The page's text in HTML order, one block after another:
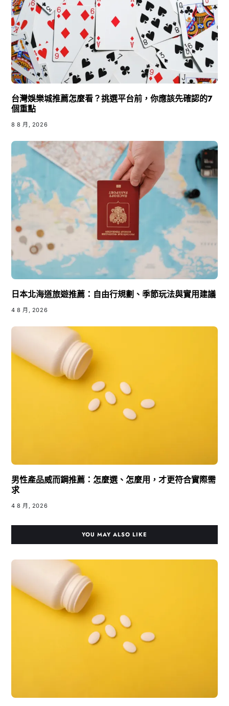
台灣娛樂城推薦怎麼看？挑選平台前，你應該先確認的7
個重點
8 8 月, 2026
日本北海道旅遊推薦：自由行規劃、季節玩法與實用建議
4 8 月, 2026
男性產品威而鋼推薦：怎麼選、怎麼用，才更符合實際需
求
4 8 月, 2026
YOU MAY ALSO LIKE